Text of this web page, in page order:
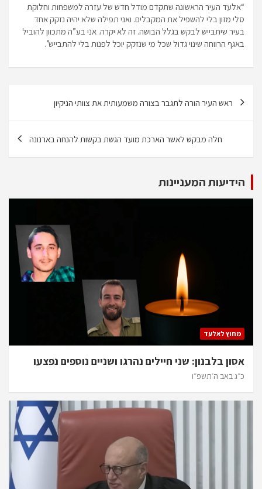
“אלעד העיר הראשונה שתקדם מודל חדש של עזרה למשפחות וחלוקת
סלי מזון בלי להשפיל את המקבלים. ואני תפילה שלא יהיה נזקק אחד
בעיר שיתבייש לבקש בגלל הבושה. זה לא יקרה. אני בע”ה מתכוון להוביל
באגף הרווחה שינוי גדול שכל מי שנזקק יוכל לפנות בלי להתבייש”.
ראש העיר הורה לתגבר בצורה משמעותית את צוותי הניקיון
חלה מבקש לאשר הארכת מועד הגשת בקשות להנחה בארנונה
הידיעות המעניינות
מחוץ לאלעד
אסון בלבנון: שני חיילים נהרגו ושניים נוספים נפצעו
כ״ג באב ה׳תשפ״ו